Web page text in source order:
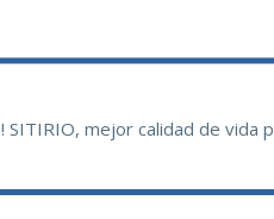
! SITIRIO, mejor calidad de vida